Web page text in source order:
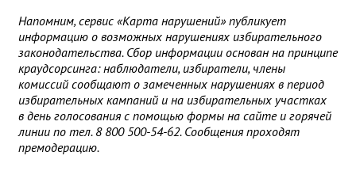
Напомним, сервис «Карта нарушений» публикует
информацию о возможных нарушениях избирательного
законодательства. Сбор информации основан на принципе
краудсорсинга: наблюдатели, избиратели, члены
комиссий сообщают о замеченных нарушениях в период
избирательных кампаний и на избирательных участках
в день голосования с помощью формы на сайте и горячей
линии по тел. 8 800 500-54-62. Сообщения проходят
премодерацию.